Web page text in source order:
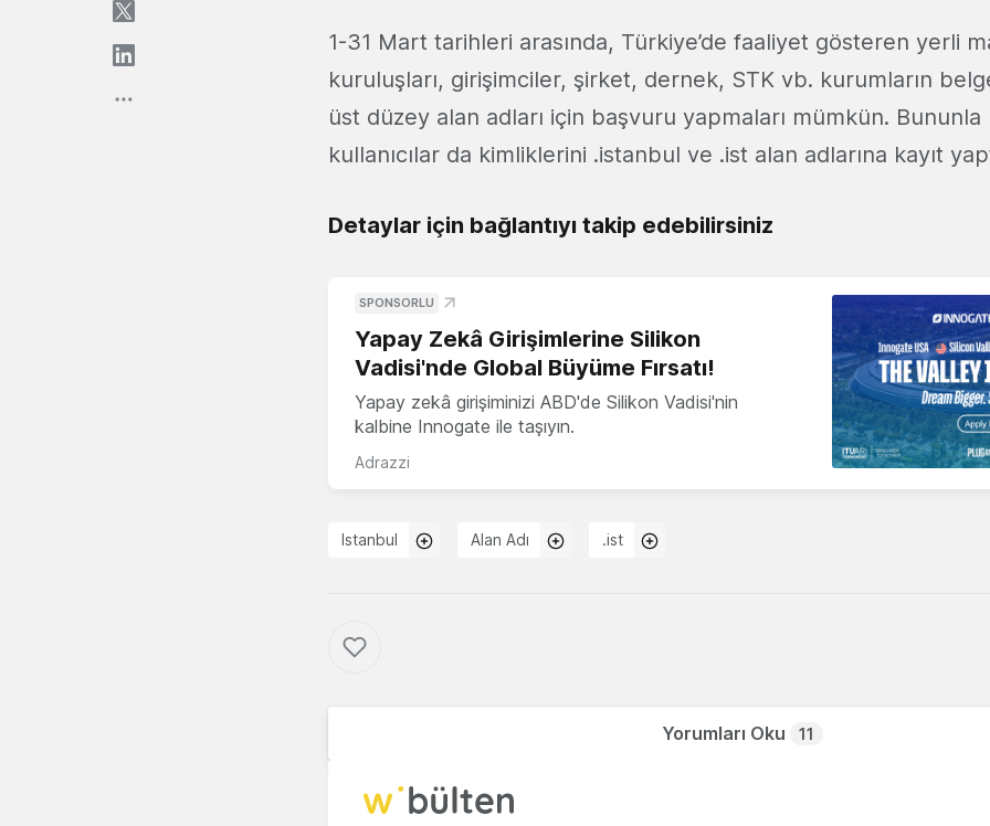
1-31 Mart tarihleri arasında, Türkiye’de faaliyet gösteren yerli
kuruluşları, girişimciler, şirket, dernek, STK vb. kurumların
üst düzey alan adları için başvuru yapmaları mümkün.
kullanıcılar da kimliklerini .istanbul ve .ist alan adlarına kayıt
Detaylar için bağlantıyı takip edebilirsiniz
SPONSORLU
Yapay Zekâ Girişimlerine Silikon
Vadisi'nde Global Büyüme Fırsatı!
Yapay zekâ girişiminizi ABD'de Silikon Vadisi'nin
kalbine Innogate ile taşıyın.
Adrazzi
Istanbul Alan Adı .ist
Yorumları Oku 11